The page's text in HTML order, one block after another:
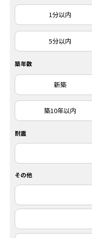
1分以内
5分以内
築年数
新築
築10年以内
耐震
その他